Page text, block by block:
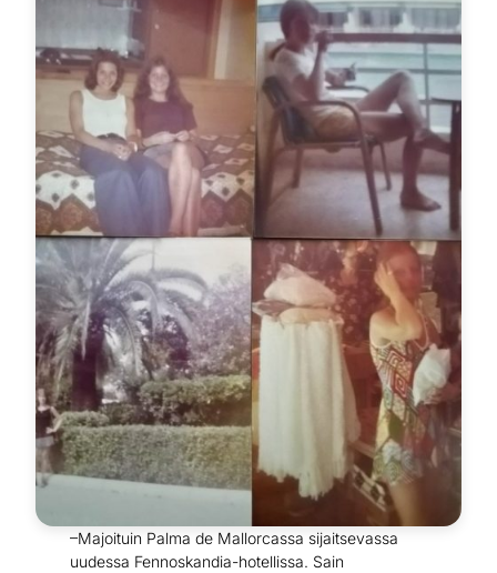
–Majoituin Palma de Mallorcassa sijaitsevassa
uudessa Fennoskandia-hotellissa. Sain